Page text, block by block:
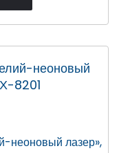
неоновый
8201